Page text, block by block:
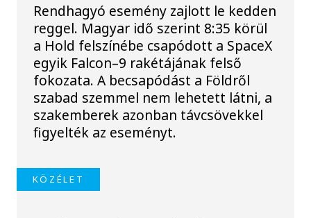
Rendhagyó esemény zajlott le kedden
reggel. Magyar idő szerint 8:35 körül
a Hold felszínébe csapódott a SpaceX
egyik Falcon–9 rakétájának felső
fokozata. A becsapódást a Földről
szabad szemmel nem lehetett látni, a
szakemberek azonban távcsövekkel
figyelték az eseményt.
KÖZÉLET